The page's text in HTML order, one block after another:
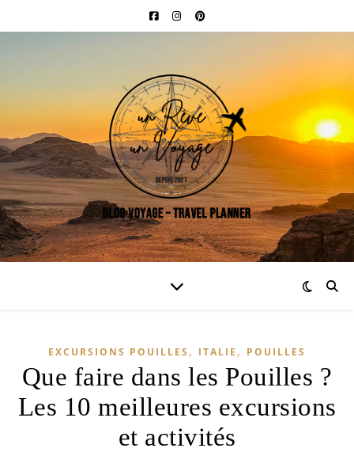
EXCURSIONS POUILLES , ITALIE , POUILLES
Que faire dans les Pouilles ?
Les 10 meilleures excursions
et activités